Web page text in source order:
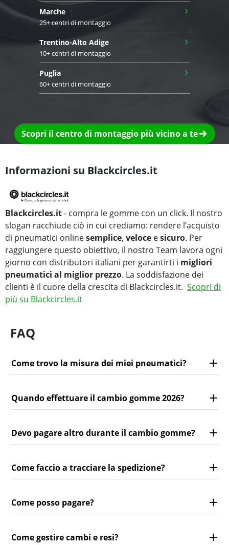
Marche
25+ centri di montaggio
›
Trentino-Alto Adige
10+ centri di montaggio
›
Puglia
60+ centri di montaggio
›
Scopri il centro di montaggio più vicino a te
Informazioni su Blackcircles.it
Blackcircles.it- compra le gomme con un click. Il nostro
slogan racchiude ciò in cui crediamo: rendere l’acquisto
di pneumatici onlinesemplice, veloce esicuro. Per
raggiungere questo obiettivo, il nostro Team lavora ogni
giorno con distributori italiani per garantirti i migliori
pneumatici al miglior prezzo. La soddisfazione dei
clienti è il cuore della crescita di Blackcircles.it. Scopri di
più su Blackcircles.it
FAQ
Come trovo la misura dei miei pneumatici?
Quando effettuare il cambio gomme 2026?
Devo pagare altro durante il cambio gomme?
Come faccio a tracciare la spedizione?
Come posso pagare?
Come gestire cambi e resi?